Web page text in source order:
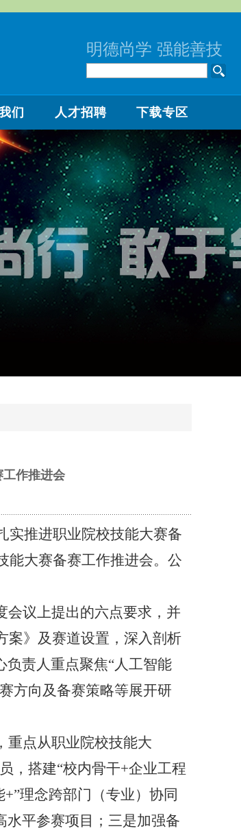
明德尚学 强能善技
们 人才招聘 下载专区
工作推进会
实推进职业院校技能大赛备
能大赛备赛工作推进会。公
会议上提出的六点要求，并
案》及赛道设置，深入剖析
责人重点聚焦“人工智能
方向及备赛策略等展开研
重点从职业院校技能大
，搭建“校内骨干+企业工程
理念跨部门（专业）协同
水平参赛项目；三是加强备